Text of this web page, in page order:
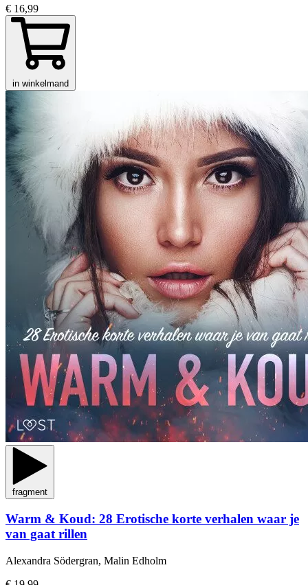
€ 16,99
in winkelmand
fragment
Warm & Koud: 28 Erotische korte verhalen waar je
van gaat rillen
Alexandra Södergran, Malin Edholm